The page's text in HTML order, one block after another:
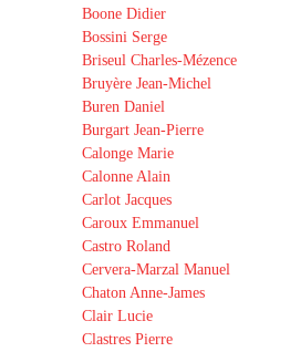
Boone Didier
Bossini Serge
Briseul Charles-Mézence
Bruyère Jean-Michel
Buren Daniel
Burgart Jean-Pierre
Calonge Marie
Calonne Alain
Carlot Jacques
Caroux Emmanuel
Castro Roland
Cervera-Marzal Manuel
Chaton Anne-James
Clair Lucie
Clastres Pierre